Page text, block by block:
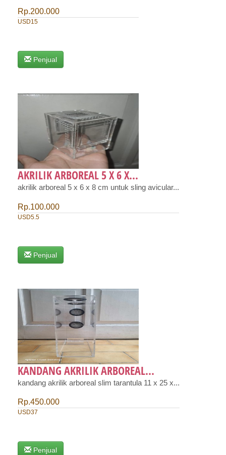
Rp.200.000
USD15
Penjual
AKRILIK ARBOREAL 5 X 6 X...
akrilik arboreal 5 x 6 x 8 cm untuk sling avicular...
Rp.100.000
USD5.5
Penjual
KANDANG AKRILIK ARBOREAL...
kandang akrilik arboreal slim tarantula 11 x 25 x...
Rp.450.000
USD37
Penjual